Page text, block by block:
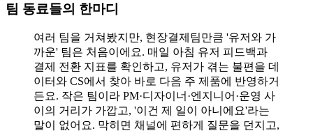
팀 동료들의 한마디
여러 팀을 거쳐봤지만, 현장결제팀만큼 '유저와 가
까운' 팀은 처음이에요. 매일 아침 유저 피드백과
결제 전환 지표를 확인하고, 유저가 겪는 불편을 데
이터와 CS에서 찾아 바로 다음 주 제품에 반영하거
든요. 작은 팀이라 PM·디자이너·엔지니어·운영 사
이의 거리가 가깝고, '이건 제 일이 아니에요'라는
말이 없어요. 막히면 채널에 편하게 질문을 던지고,